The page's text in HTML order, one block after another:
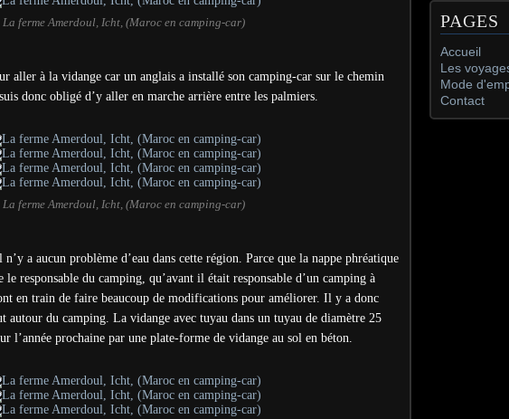
La ferme Amerdoul, Icht, (Maroc en camping-car)
aller à la vidange car un anglais a installé son camping-car sur le chemin
donc obligé d’y aller en marche arrière entre les palmiers.
La ferme Amerdoul, Icht, (Maroc en camping-car)
a aucun problème d’eau dans cette région. Parce que la nappe phréatique
responsable du camping, qu’avant il était responsable d’un camping à
en train de faire beaucoup de modifications pour améliorer. Il y a donc
autour du camping. La vidange avec tuyau dans un tuyau de diamètre 25
l’année prochaine par une plate-forme de vidange au sol en béton.
PAGES
Accueil
Les
Mode
Contact